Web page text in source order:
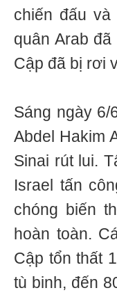
chiến đấu
quân Arab
Cập đã bị rơi
Sáng ngày 6/
Abdel Hakim
Sinai rút lui.
Israel tấn
chóng biến
hoàn toàn.
Cập tổn thất
tù binh, đến